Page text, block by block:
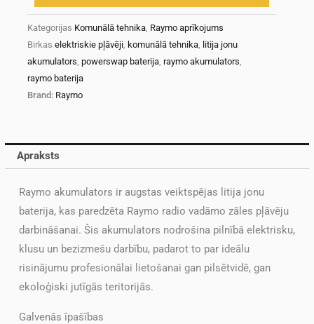
Kategorijas Komunālā tehnika Raymo aprīkojums
Birkas elektriskie pļāvēji komunālā tehnika
litija jonu
akumulators ,powerswap baterija ,raymo akumulators
raymo baterija
Brand: Raymo
Apraksts
Raymo akumulators ir augstas veiktspējas litija jonu
baterija, kas paredzēta Raymo radio vadāmo zāles pļāvēju
darbināšanai. Šis akumulators nodrošina pilnībā elektrisku,
klusu un bezizmešu darbību, padarot to par ideālu
risinājumu profesionālai lietošanai gan pilsētvidē, gan
ekoloģiski jutīgās teritorijās.
Galvenās īpašības